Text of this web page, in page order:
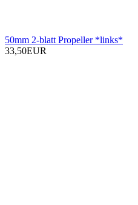
50mm 2-blatt Propeller *links*
33,50EUR